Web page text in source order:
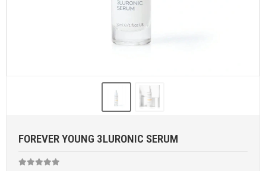
FOREVER YOUNG 3LURONIC SERUM